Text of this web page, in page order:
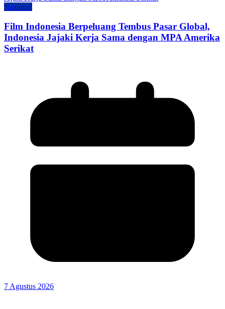
Nasional
Film Indonesia Berpeluang Tembus Pasar Global,
Indonesia Jajaki Kerja Sama dengan MPA Amerika
Serikat
7 Agustus 2026